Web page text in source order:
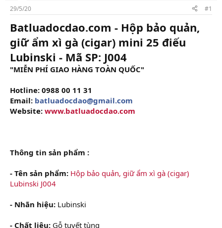
t
a
r
e
r
29/5/20 #1
Batluadocdao.com - Hộp bảo quản,
giữ ẩm xì gà (cigar) mini 25 điếu
Lubinski - Mã SP: J004
"MIỄN PHÍ GIAO HÀNG TOÀN QUỐC"
Hotline: 0988 00 11 31
Email: batluadocdao@gmail.com
Website: www.batluadocdao.com
Thông tin sản phẩm :
- Tên sản phẩm: Hộp bảo quản, giữ ẩm xì gà (cigar)
Lubinski J004
- Nhãn hiệu: Lubinski
- Chất liệu: Gỗ tuyết tùng